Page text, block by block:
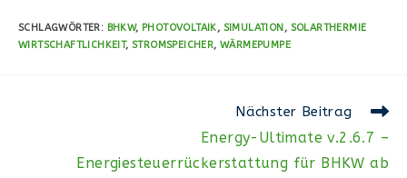
SCHLAGWÖRTER: BHKW, PHOTOVOLTAIK, SIMULATION , SOLARTHERMIE
WIRTSCHAFTLICHKEIT, STROMSPEICHER, WÄRMEPUMPE
Nächster Beitrag
Energy-Ultimate v.2.6.7 –
Energiesteuerrückerstattung für BHKW ab